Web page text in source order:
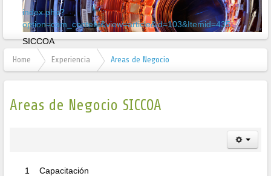
SICCOA
Ingeniería al Servicio de la Industría
index.php?
option=com_content&view=article&id=103&Itemid=435
Home Experiencia Areas de Negocio
Areas de Negocio SICCOA
1 Capacitación